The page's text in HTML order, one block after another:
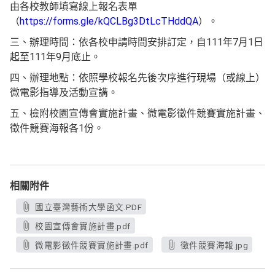
由各校教師填寫線上報名表單
（https://forms.gle/kQCLBg3DtLcTHddQA）。
三、辦理時間：依各校申請時間安排訂定，自111年7月1日
起至111年9月底止。
四、辦理地點：依照學校報名先後次序進行現場（或線上）
微電影指導及活動宣講。
五、檢附校園宣傳會實施計畫、微電影徵件競賽實施計畫、
徵件競賽海報各1份。
相關附件
國立臺灣藝術大學函文.PDF
校園宣傳會實施計畫.pdf
微電影徵件競賽實施計畫.pdf
徵件競賽海報.jpg